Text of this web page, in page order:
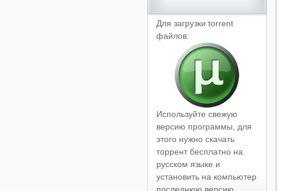
Для загрузки torrent
файлов:
Используйте свежую
версию программы, для
этого нужно скачать
торрент бесплатно на
русском языке и
установить на компьютер